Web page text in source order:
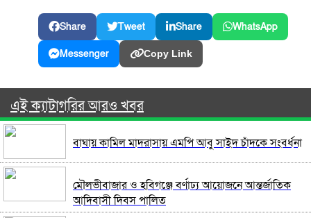
Share Tweet Share WhatsApp
Messenger Copy Link
এই ক্যাটাগরির আরও খবর
বাঘায় কামিল মাদরাসায় এমপি আবু সাইদ চাঁদকে সংবর্ধনা
মৌলভীবাজার ও হবিগঞ্জে বর্ণাঢ্য আয়োজনে আন্তর্জাতিক
আদিবাসী দিবস পালিত